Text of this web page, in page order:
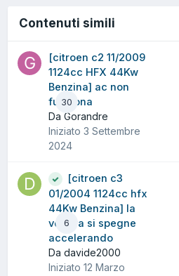
Contenuti simili
30
[citroen c2 11/2009
1124cc HFX 44Kw
Benzina] ac non
funziona
Da Gorandre
Iniziato 3 Settembre
2024
6
[citroen c3
01/2004 1124cc hfx
44Kw Benzina] la
vettura si spegne
accelerando
Da davide2000
Iniziato 12 Marzo